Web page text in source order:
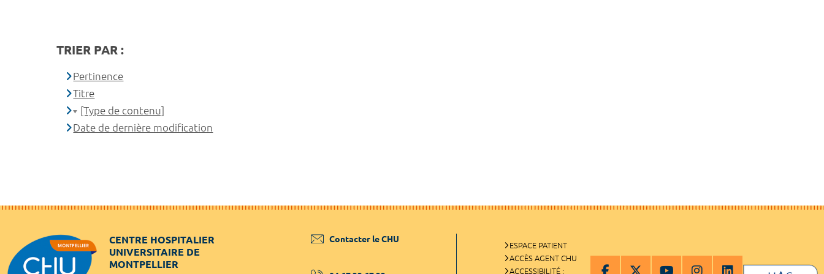
TRIER PAR :
Pertinence
Titre
[Type de contenu]
Date de dernière modification
CENTRE HOSPITALIER
UNIVERSITAIRE DE
MONTPELLIER
Contacter le CHU
ESPACE PATIENT
ACCÈS AGENT CHU
ACCESSIBILITÉ :